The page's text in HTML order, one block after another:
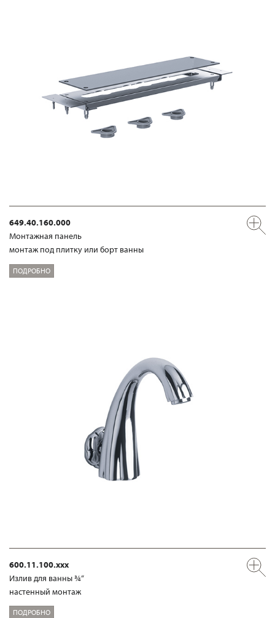
649.40.160.000
Mонтажная панель
монтаж под плитку или борт ванны
ПОДРОБНО
600.11.100.xxx
Излив для ванны ¾“
настенный монтаж
ПОДРОБНО